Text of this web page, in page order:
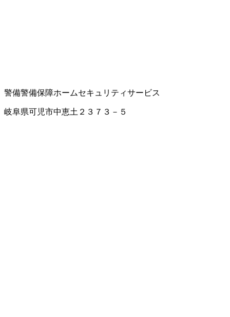
警備警備保障ホームセキュリティサービス
岐阜県可児市中恵土２３７３－５